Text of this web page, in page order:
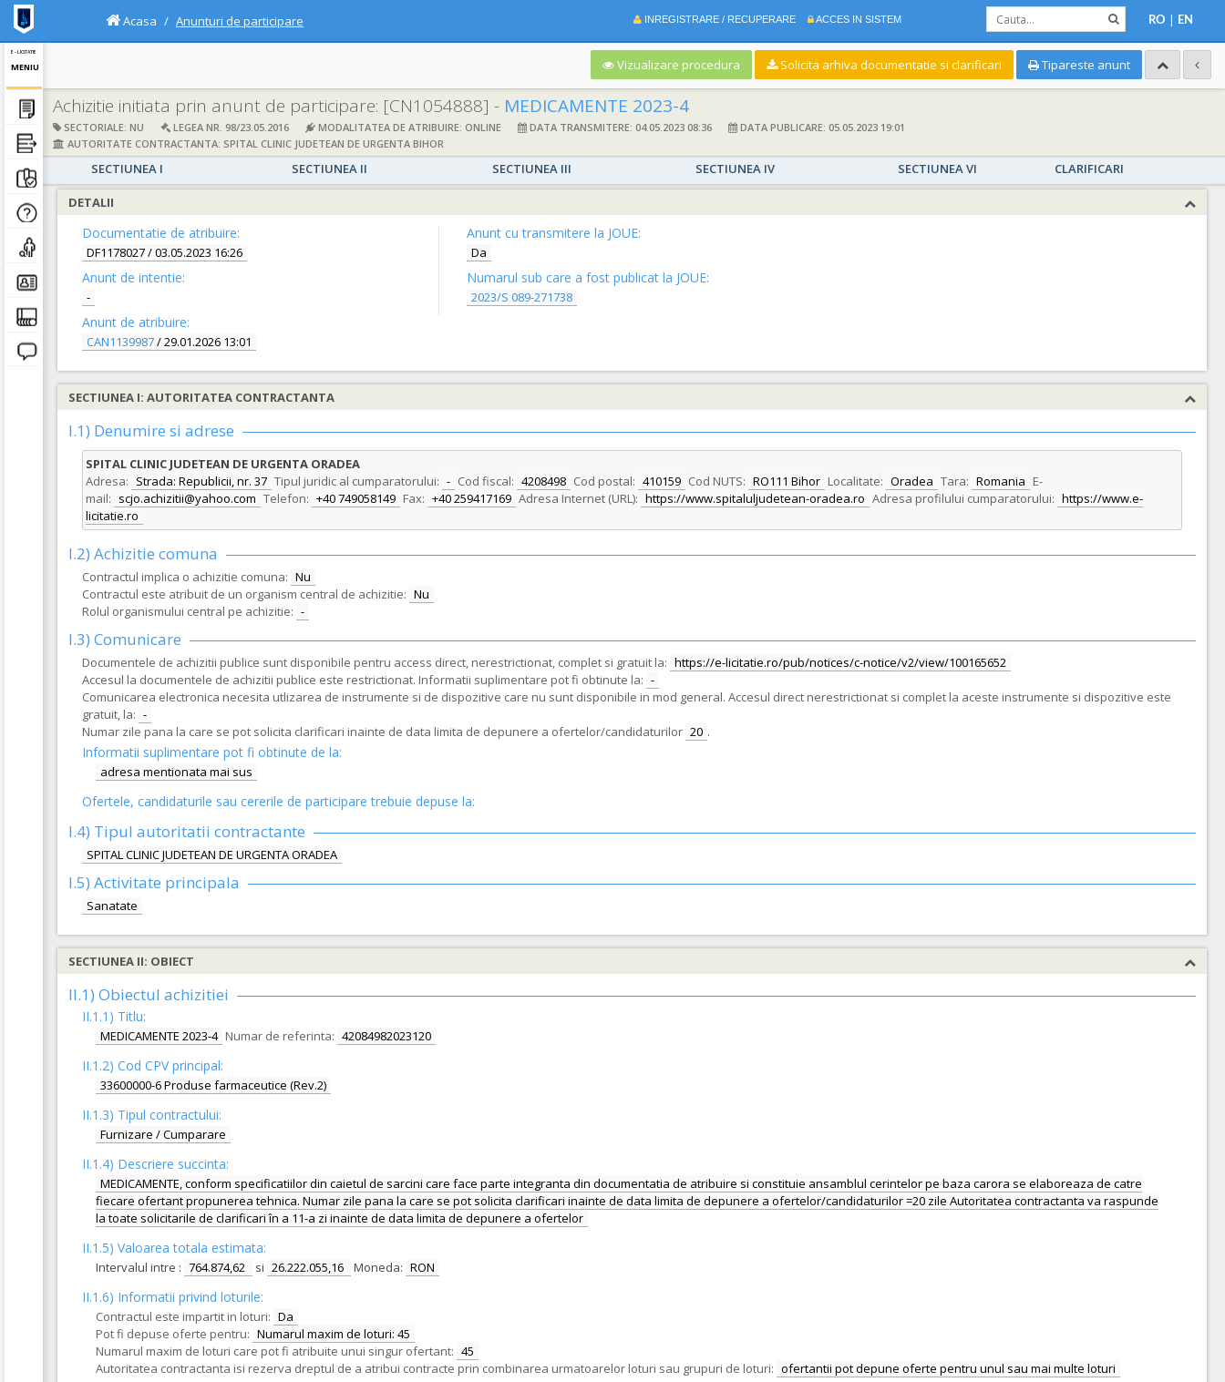
E - LICITATIE
MENIU
INREGISTRARE / RECUPERARE ACCES IN SISTEM RO | EN
Acasa Anunturi de participare
Vizualizare procedura Solicita arhiva documentatie si clarificari Tipareste anunt
Achizitie initiata prin anunt de participare: [CN1054888] - MEDICAMENTE 2023-4
SECTORIALE: NU LEGEA NR. 98/23.05.2016 MODALITATEA DE ATRIBUIRE: ONLINE DATA TRANSMITERE: 04.05.2023 08:36
DATA PUBLICARE: 05.05.2023 19:01
AUTORITATE CONTRACTANTA: SPITAL CLINIC JUDETEAN DE URGENTA BIHOR
SECTIUNEA I SECTIUNEA II SECTIUNEA III SECTIUNEA IV SECTIUNEA VI CLARIFICARI
DETALII
Documentatie de atribuire:
DF1178027/ 03.05.2023 16:26
Anunt de intentie:
-
Anunt de atribuire:
CAN1139987/ 29.01.2026 13:01
Anunt cu transmitere la JOUE:
Da
Numarul sub care a fost publicat la JOUE:
2023/S 089-271738
SECTIUNEA I: AUTORITATEA CONTRACTANTA
I.1) Denumire si adrese
SPITAL CLINIC JUDETEAN DE URGENTA ORADEA
Adresa: Strada: Republicii, nr. 37 Tipul juridic al cumparatorului: - Cod fiscal: 4208498 Cod postal: 410159 Cod NUTS: RO111 Bihor Localitate: Oradea Tara: Romania E-
mail: scjo.achizitii@yahoo.com Telefon: +40 749058149 Fax: +40 259417169 Adresa Internet (URL): https://www.spitaluljudetean-oradea.ro Adresa profilului cumparatorului: https://www.e-
licitatie.ro
I.2) Achizitie comuna
Contractul implica o achizitie comuna: Nu
Contractul este atribuit de un organism central de achizitie: Nu
Rolul organismului central pe achizitie: -
I.3) Comunicare
Documentele de achizitii publice sunt disponibile pentru access direct, nerestrictionat, complet si gratuit la: https://e-licitatie.ro/pub/notices/c-notice/v2/view/100165652
Accesul la documentele de achizitii publice este restrictionat. Informatii suplimentare pot fi obtinute la: -
Comunicarea electronica necesita utlizarea de instrumente si de dispozitive care nu sunt disponibile in mod general. Accesul direct nerestrictionat si complet la aceste instrumente si dispozitive este
gratuit, la: -
Numar zile pana la care se pot solicita clarificari inainte de data limita de depunere a ofertelor/candidaturilor 20 .
Informatii suplimentare pot fi obtinute de la:
adresa mentionata mai sus
Ofertele, candidaturile sau cererile de participare trebuie depuse la:
I.4) Tipul autoritatii contractante
SPITAL CLINIC JUDETEAN DE URGENTA ORADEA
I.5) Activitate principala
Sanatate
SECTIUNEA II: OBIECT
II.1) Obiectul achizitiei
II.1.1) Titlu:
MEDICAMENTE 2023-4 Numar de referinta: 42084982023120
II.1.2) Cod CPV principal:
33600000-6 Produse farmaceutice (Rev.2)
II.1.3) Tipul contractului:
Furnizare / Cumparare
II.1.4) Descriere succinta:
MEDICAMENTE, conform specificatiilor din caietul de sarcini care face parte integranta din documentatia de atribuire si constituie ansamblul cerintelor pe baza carora se elaboreaza de catre
fiecare ofertant propunerea tehnica. Numar zile pana la care se pot solicita clarificari inainte de data limita de depunere a ofertelor/candidaturilor =20 zile Autoritatea contractanta va raspunde
la toate solicitarile de clarificari în a 11-a zi inainte de data limita de depunere a ofertelor
II.1.5) Valoarea totala estimata:
Intervalul intre : 764.874,62 si 26.222.055,16 Moneda: RON
II.1.6) Informatii privind loturile:
Contractul este impartit in loturi: Da
Pot fi depuse oferte pentru: Numarul maxim de loturi: 45
Numarul maxim de loturi care pot fi atribuite unui singur ofertant: 45
Autoritatea contractanta isi rezerva dreptul de a atribui contracte prin combinarea urmatoarelor loturi sau grupuri de loturi: ofertantii pot depune oferte pentru unul sau mai multe loturi